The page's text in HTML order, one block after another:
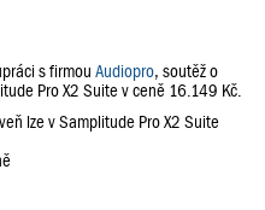
s firmou Audiopro, soutěž o
Pro X2 Suite v ceně 16.149 Kč.
lze v Samplitude Pro X2 Suite